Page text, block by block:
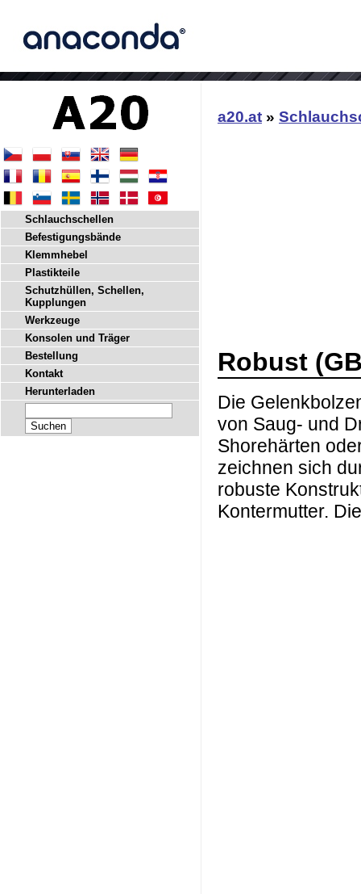
a20.at »
Robust
Die
von Saug- und
Shorehärten
zeichnen sich
robuste
Kontermutter.
Schlauchschellen
Befestigungsbände
Klemmhebel
Plastikteile
Schutzhüllen, Schellen,
Kupplungen
Werkzeuge
Konsolen und Träger
Bestellung
Kontakt
Herunterladen